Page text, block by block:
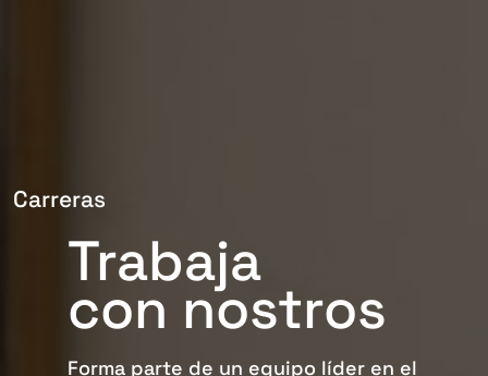
Carreras
Trabaja
con nostros
Forma parte de un equipo líder en el